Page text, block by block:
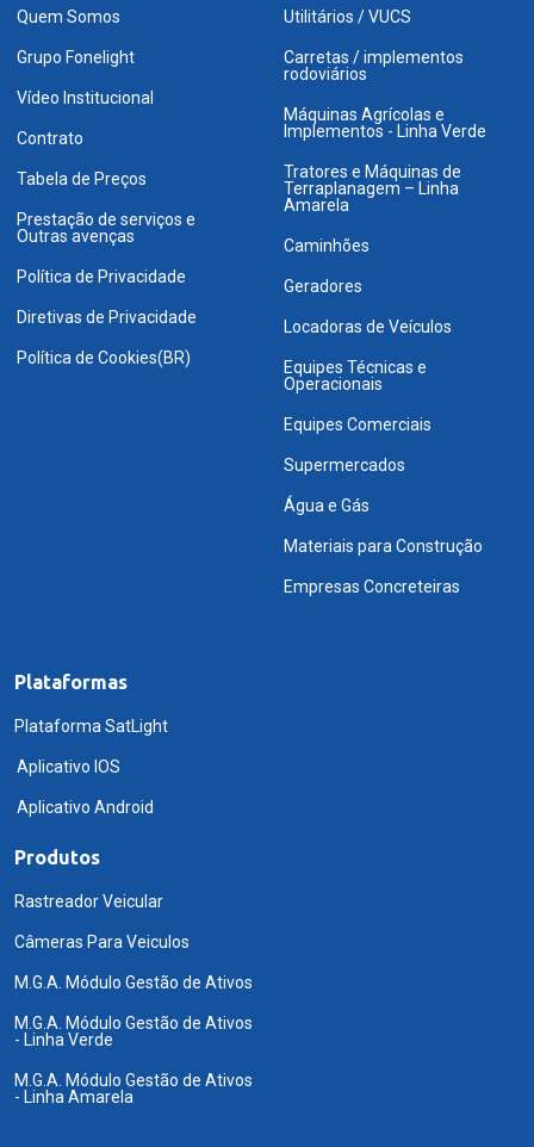
Quem Somos
Grupo Fonelight
Vídeo Institucional
Contrato
Tabela de Preços
Prestação de serviços e
Outras avenças
Política de Privacidade
Diretivas de Privacidade
Política de Cookies(BR)
Utilitários / VUCS
Carretas / implementos
rodoviários
Máquinas Agrícolas e
Implementos - Linha Verde
Tratores e Máquinas de
Terraplanagem – Linha
Amarela
Caminhões
Geradores
Locadoras de Veículos
Equipes Técnicas e
Operacionais
Equipes Comerciais
Supermercados
Água e Gás
Materiais para Construção
Empresas Concreteiras
Plataformas
Plataforma SatLight
Aplicativo IOS
Aplicativo Android
Produtos
Rastreador Veicular
Câmeras Para Veiculos
M.G.A. Módulo Gestão de Ativos
M.G.A. Módulo Gestão de Ativos
- Linha Verde
M.G.A. Módulo Gestão de Ativos
- Linha Amarela